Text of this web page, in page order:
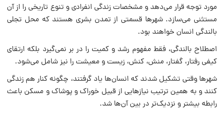
مورد توجه قرار می‌دهد و مشخصات زندگی انفرادی و تنوع تاریخی را از آن
مستثنی می‌سازد. شهرها قسمتی از تمدن بشری هستند که محل تجلی
بالندگی انسان خواهند بود.
اصطلاح بالندگی، فقط مفهوم رشد و کمیت را در بر نمی‌گیرد بلکه ارتقای
کیفی رفتار، گفتار، منش، کنش، زیست و معیشت را نیز شامل می‌شود.
شهرها وقتی تشکیل شدند که انسان‌ها یاد گرفتند، چگونه کنار هم زندگی
کنند و به همین ترتیب نیازهایی از قبیل خوراک و پوشاک و مسکن باعث
رابطه بیشتر و نزدیک‌تر در بین آن‌ها شد.